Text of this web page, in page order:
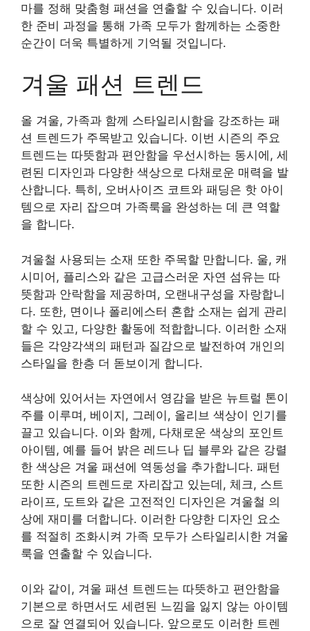
마를 정해 맞춤형 패션을 연출할 수 있습니다. 이러
한 준비 과정을 통해 가족 모두가 함께하는 소중한
순간이 더욱 특별하게 기억될 것입니다.
겨울 패션 트렌드
올 겨울, 가족과 함께 스타일리시함을 강조하는 패
션 트렌드가 주목받고 있습니다. 이번 시즌의 주요
트렌드는 따뜻함과 편안함을 우선시하는 동시에, 세
련된 디자인과 다양한 색상으로 다채로운 매력을 발
산합니다. 특히, 오버사이즈 코트와 패딩은 핫 아이
템으로 자리 잡으며 가족룩을 완성하는 데 큰 역할
을 합니다.
겨울철 사용되는 소재 또한 주목할 만합니다. 울, 캐
시미어, 플리스와 같은 고급스러운 자연 섬유는 따
뜻함과 안락함을 제공하며, 오랜내구성을 자랑합니
다. 또한, 면이나 폴리에스터 혼합 소재는 쉽게 관리
할 수 있고, 다양한 활동에 적합합니다. 이러한 소재
들은 각양각색의 패턴과 질감으로 발전하여 개인의
스타일을 한층 더 돋보이게 합니다.
색상에 있어서는 자연에서 영감을 받은 뉴트럴 톤이
주를 이루며, 베이지, 그레이, 올리브 색상이 인기를
끌고 있습니다. 이와 함께, 다채로운 색상의 포인트
아이템, 예를 들어 밝은 레드나 딥 블루와 같은 강렬
한 색상은 겨울 패션에 역동성을 추가합니다. 패턴
또한 시즌의 트렌드로 자리잡고 있는데, 체크, 스트
라이프, 도트와 같은 고전적인 디자인은 겨울철 의
상에 재미를 더합니다. 이러한 다양한 디자인 요소
를 적절히 조화시켜 가족 모두가 스타일리시한 겨울
룩을 연출할 수 있습니다.
이와 같이, 겨울 패션 트렌드는 따뜻하고 편안함을
기본으로 하면서도 세련된 느낌을 잃지 않는 아이템
으로 잘 연결되어 있습니다. 앞으로도 이러한 트렌